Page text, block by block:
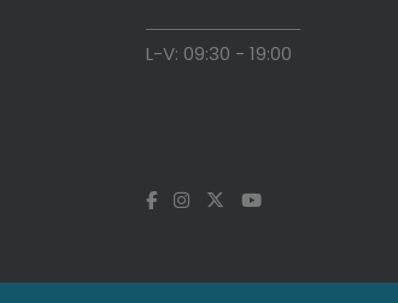
L-V: 09:30 - 19:00